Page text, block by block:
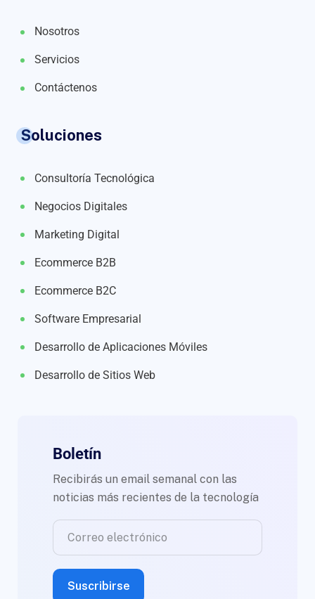
Nosotros
Servicios
Contáctenos
Soluciones
Consultoría Tecnológica
Negocios Digitales
Marketing Digital
Ecommerce B2B
Ecommerce B2C
Software Empresarial
Desarrollo de Aplicaciones Móviles
Desarrollo de Sitios Web
Boletín
Recibirás un email semanal con las
noticias más recientes de la tecnología